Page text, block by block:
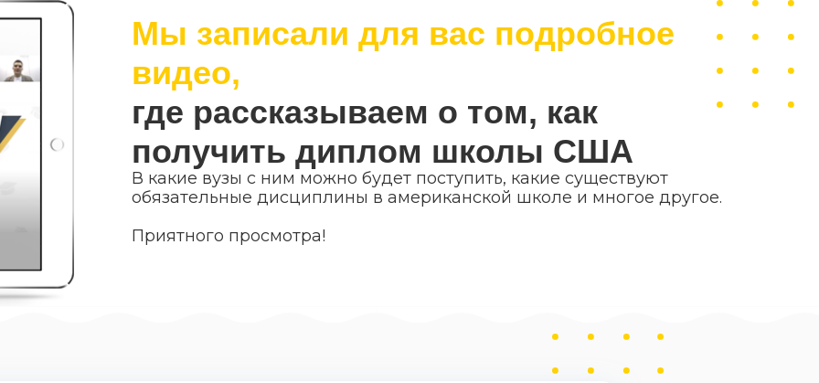
В какие вузы с ним можно будет поступить, какие существуют
обязательные дисциплины в американской школе и многое другое.
Приятного просмотра!
Мы записали для вас подробное
видео,
где рассказываем о том, как
получить диплом школы США